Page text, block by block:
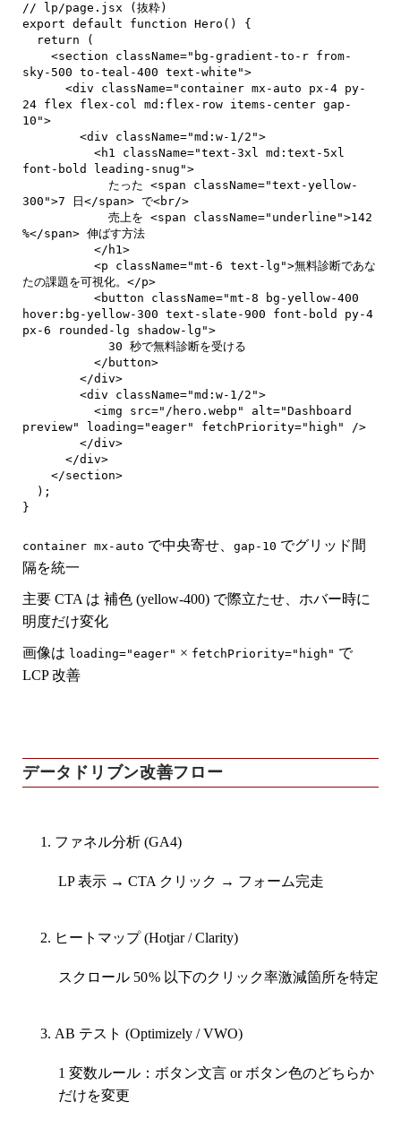
// lp/page.jsx (抜粋)
export default function Hero() {
sky-500 to-teal-400 text-white">
24 flex flex-col md:flex-row items-center gap-
10">
font-bold leading-snug">
300">7 日</span> で<br/>
%</span> 伸ばす方法
たの課題を可視化。</p>
hover:bg-yellow-300 text-slate-900 font-bold py-4
px-6 rounded-lg shadow-lg">
preview" loading="eager" fetchPriority="high" />
}
container mx-auto で中央寄せ、 gap-10 でグリッド間
隔を統一
主要 CTA は 補色 (yellow-400) で際立たせ、ホバー時に
明度だけ変化
画像は loading="eager" × fetchPriority="high" で
LCP 改善
データドリブン改善フロー
ファネル分析 (GA4)
LP 表示 → CTA クリック → フォーム完走
ヒートマップ (Hotjar / Clarity)
スクロール 50 % 以下のクリック率激減箇所を特定
AB テスト (Optimizely / VWO)
1 変数ルール：ボタン文言 or ボタン色のどちらか
だけを変更